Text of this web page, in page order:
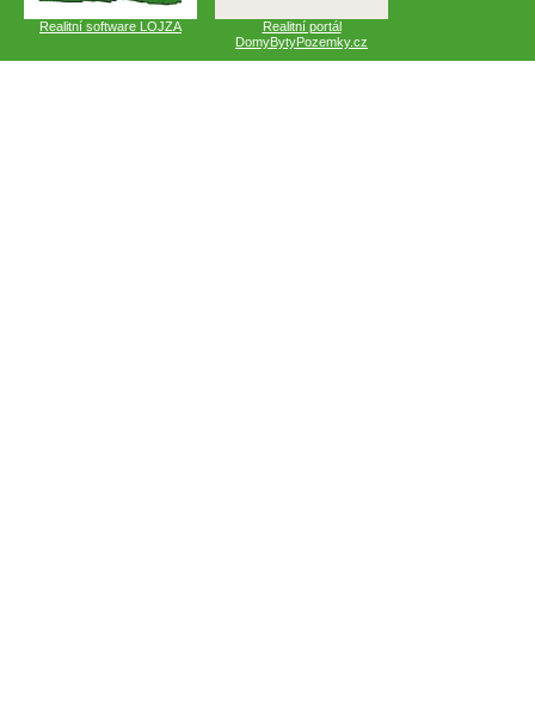
Realitní software LOJZA
Realitní portál
DomyBytyPozemky.cz